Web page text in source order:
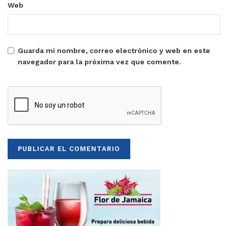
Web
Guarda mi nombre, correo electrónico y web en este
navegador para la próxima vez que comente.